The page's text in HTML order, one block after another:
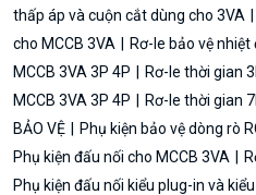
thấp áp và cuộn cắt dùng cho 3VA
cho MCCB 3VA
Rơ-le bảo vệ nhiệt
MCCB 3VA 3P 4P
Rơ-le thời gian
MCCB 3VA 3P 4P
Rơ-le thời gian
BẢO VỆ
Phụ kiện bảo vệ dòng rò
Phụ kiện đấu nối cho MCCB 3VA
Phụ kiện đấu nối kiểu plug-in và